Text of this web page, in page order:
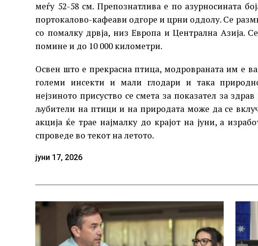
меѓу 52-58 см. Препознатлива е по азурносината
портокалово-кафеави одгоре и црни оддолу. Се
со помалку дрвја, низ Европа и Централна Азија.
помине и до 10 000 километри.
Освен што е прекрасна птица, модровраната им е
големи инсекти и мали глодари и така
нејзиното присуство се смета за показател за
љубители на птици и на природата може да се
акција ќе трае најмалку до крајот на јуни, а
спроведе во текот на летото.
јуни 17, 2026